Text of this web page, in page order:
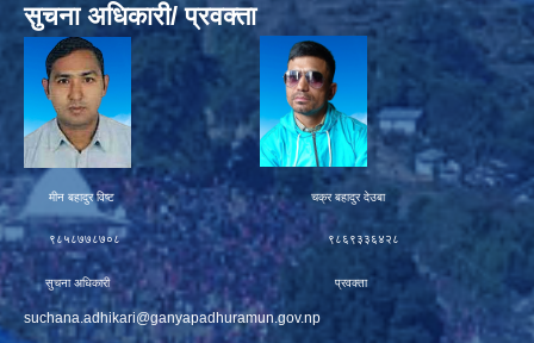
सुचना अधिकारी/ प्रवक्ता
मीन बहादुर विष्ट चक्र बहादुर देउबा
९८५८७७८७०८ ९८६९३३६४२८
सुचना अधिकारी प्रवक्ता
suchana.adhikari@ganyapadhuramun.gov.np